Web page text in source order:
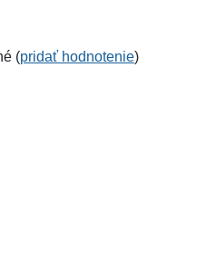
(pridať hodnotenie)